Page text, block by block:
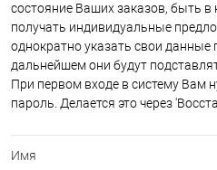
состояние Ваших заказов, быть в
получать индивидуальные
однократно указать свои данные
дальнейшем они будут
При первом входе в систему Вам
пароль. Делается это через
Имя